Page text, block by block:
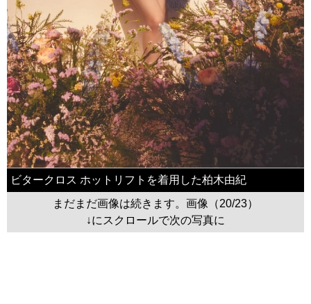
ビタークロス ホットリフトを着用した柏木由紀
まだまだ画像は続きます。画像（20/23）
↓にスクロールで次の写真に